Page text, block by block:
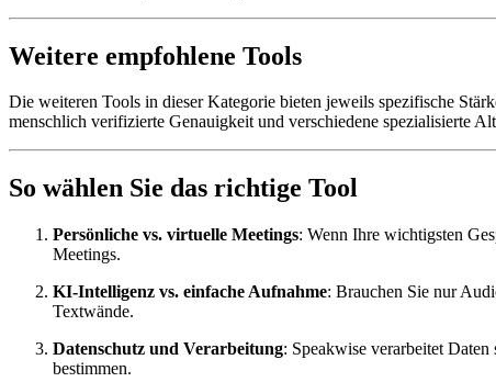
Weitere empfohlene Tools
Die weiteren Tools in dieser Kategorie bieten jeweils spezifische
menschlich verifizierte Genauigkeit und verschiedene spezialisierte
So wählen Sie das richtige Tool
Persönliche vs. virtuelle Meetings: Wenn Ihre wichtigsten
Meetings.
KI-Intelligenz vs. einfache Aufnahme: Brauchen Sie nur
Textwände.
Datenschutz und Verarbeitung: Speakwise verarbeitet
bestimmen.